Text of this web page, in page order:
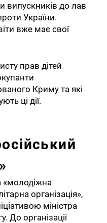
випускників до лав
України.
вже має свої
прав дітей
Криму та які
ці дії.
«молодіжна
організація»,
міністра
До організації